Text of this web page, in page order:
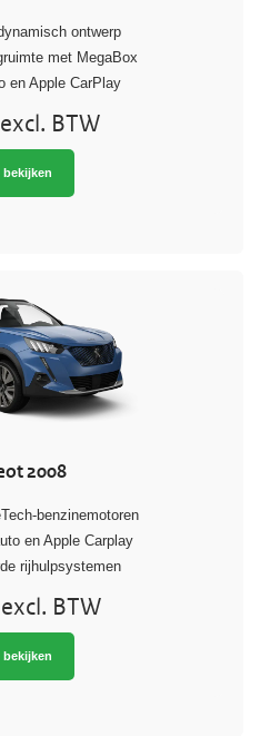
ontwerp
met MegaBox
en Apple CarPlay
excl. BTW
2008
benzinemotoren
en Apple Carplay
rijhulpsystemen
excl. BTW